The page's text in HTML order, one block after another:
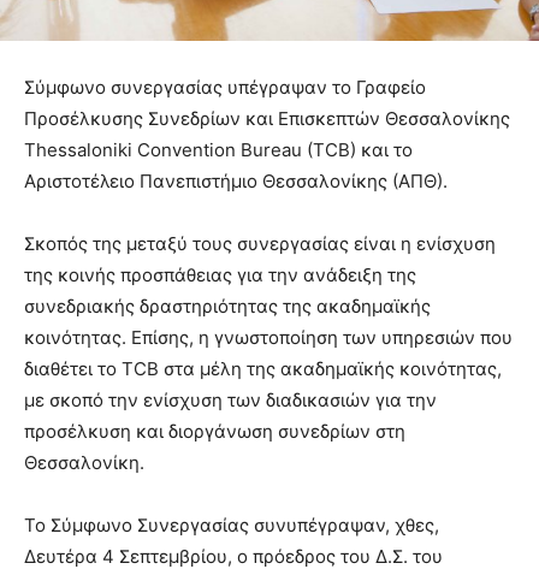
Σύμφωνο συνεργασίας υπέγραψαν το Γραφείο
Προσέλκυσης Συνεδρίων και Επισκεπτών Θεσσαλονίκης
Thessaloniki Convention Bureau (TCB) και το
Αριστοτέλειο Πανεπιστήμιο Θεσσαλονίκης (ΑΠΘ).
Σκοπός της μεταξύ τους συνεργασίας είναι η ενίσχυση
της κοινής προσπάθειας για την ανάδειξη της
συνεδριακής δραστηριότητας της ακαδημαϊκής
κοινότητας. Επίσης, η γνωστοποίηση των υπηρεσιών που
διαθέτει το TCB στα μέλη της ακαδημαϊκής κοινότητας,
με σκοπό την ενίσχυση των διαδικασιών για την
προσέλκυση και διοργάνωση συνεδρίων στη
Θεσσαλονίκη.
Το Σύμφωνο Συνεργασίας συνυπέγραψαν, χθες,
Δευτέρα 4 Σεπτεμβρίου, ο πρόεδρος του Δ.Σ. του